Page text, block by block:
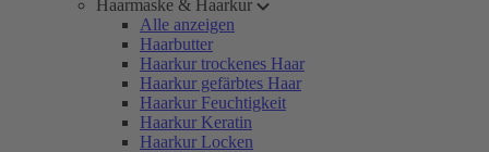
Haarmaske & Haarkur
Alle anzeigen
Haarbutter
Haarkur trockenes Haar
Haarkur gefärbtes Haar
Haarkur Feuchtigkeit
Haarkur Keratin
Haarkur Locken